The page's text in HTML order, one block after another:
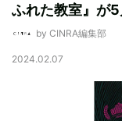
ふれた教室』が
by CINRA編集部
2024.02.07